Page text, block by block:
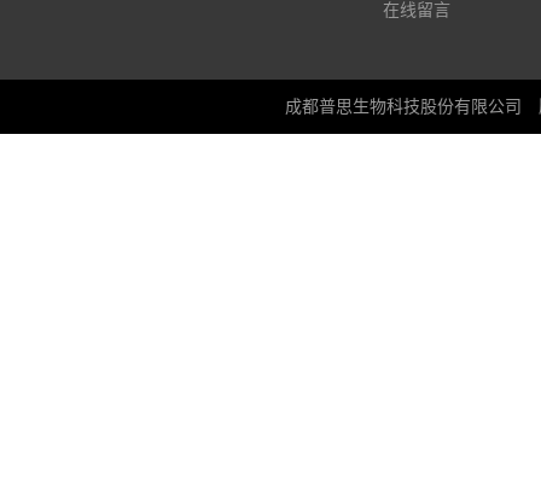
在线留言
成都普思生物科技股份有限公司